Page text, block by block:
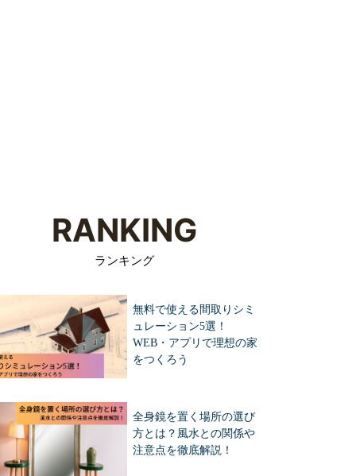
RANKING
ランキング
無料で使える間取りシミ
ュレーション5選！
WEB・アプリで理想の家
をつくろう
全身鏡を置く場所の選び
方とは？風水との関係や
注意点を徹底解説！